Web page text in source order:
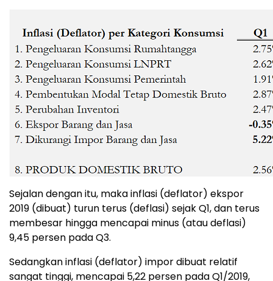
Sejalan dengan itu, maka inflasi (deflator) ekspor
2019 (dibuat) turun terus (deflasi) sejak Q1, dan terus
membesar hingga mencapai minus (atau deflasi)
9,45 persen pada Q3.
Sedangkan inflasi (deflator) impor dibuat relatif
sangat tinggi, mencapai 5,22 persen pada Q1/2019,